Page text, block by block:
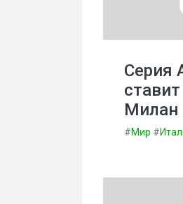
Серия
Милан
#Мир #